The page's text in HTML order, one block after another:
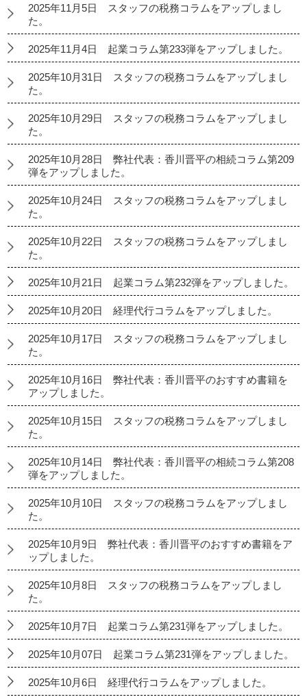
2025年11月5日 スタッフの税務コラムをアップしまし
た。
2025年11月4日 起業コラム第233弾をアップしました。
2025年10月31日 スタッフの税務コラムをアップしまし
た。
2025年10月29日 スタッフの税務コラムをアップしまし
た。
2025年10月28日 弊社代表：香川晋平の相続コラム第209
弾をアップしました。
2025年10月24日 スタッフの税務コラムをアップしまし
た。
2025年10月22日 スタッフの税務コラムをアップしまし
た。
2025年10月21日 起業コラム第232弾をアップしました。
2025年10月20日 経理代行コラムをアップしました。
2025年10月17日 スタッフの税務コラムをアップしまし
た。
2025年10月16日 弊社代表：香川晋平のおすすめ書籍を
アップしました。
2025年10月15日 スタッフの税務コラムをアップしまし
た。
2025年10月14日 弊社代表：香川晋平の相続コラム第208
弾をアップしました。
2025年10月10日 スタッフの税務コラムをアップしまし
た。
2025年10月9日 弊社代表：香川晋平のおすすめ書籍をア
ップしました。
2025年10月8日 スタッフの税務コラムをアップしまし
た。
2025年10月7日 起業コラム第231弾をアップしました。
2025年10月07日 起業コラム第231弾をアップしました。
2025年10月6日 経理代行コラムをアップしました。